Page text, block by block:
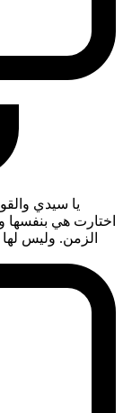
يا سيدي
اختارت هي
الزمن. وليس لها